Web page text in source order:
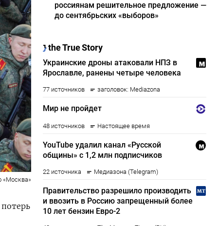
«Москва»
россиянам решительное предложение —
до сентябрьских «выборов»